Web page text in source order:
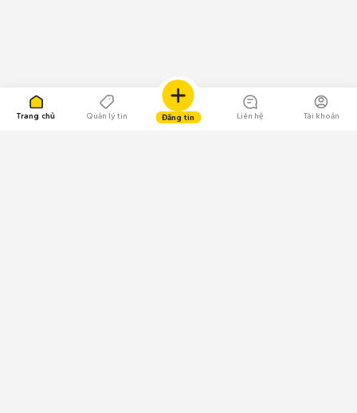
Trang chủ Quản lý tin Đăng tin Liên hệ Tài khoản